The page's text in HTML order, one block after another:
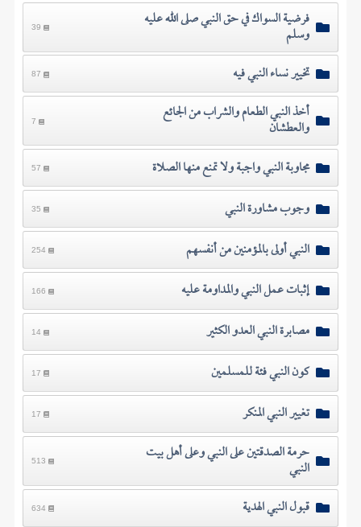
فرضية السواك في حق النبي صلى الله عليه
وسلم 39
تخيير نساء النبي فيه 87
أخذ النبي الطعام والشراب من الجائع
والعطشان 7
مجاوبة النبي واجبة ولا تمنع منها الصلاة 57
وجوب مشاورة النبي 35
النبي أولى بالمؤمنين من أنفسهم 254
إثبات عمل النبي والمداومة عليه 166
مصابرة النبي العدو الكثير 14
كون النبي فئة للمسلمين 17
تغيير النبي المنكر 17
حرمة الصدقتين على النبي وعلى أهل بيت
النبي 513
قبول النبي الهدية 634